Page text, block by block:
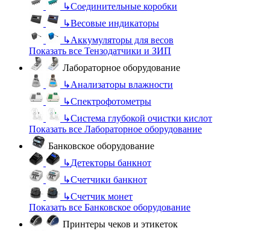
↳Соединительные коробки
↳Весовые индикаторы
↳Аккумуляторы для весов
Показать все Тензодатчики и ЗИП
Лабораторное оборудование
↳Анализаторы влажности
↳Спектрофотометры
↳Система глубокой очистки кислот
Показать все Лабораторное оборудование
Банковское оборудование
↳Детекторы банкнот
↳Счетчики банкнот
↳Счетчик монет
Показать все Банковское оборудование
Принтеры чеков и этикеток